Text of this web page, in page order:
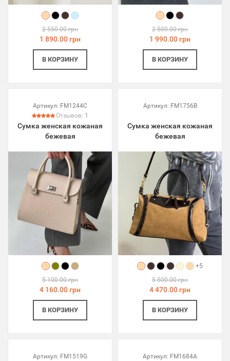
2 550.00 грн
1 890.00 грн
В КОРЗИНУ
2 500.00 грн
1 990.00 грн
В КОРЗИНУ
Артикул: FM1244C
Отзывов: 1
Сумка женская кожаная
бежевая
5 100.00 грн
4 160.00 грн
В КОРЗИНУ
Артикул: FM1756B
Сумка женская кожаная
бежевая
+5
5 500.00 грн
4 470.00 грн
В КОРЗИНУ
Артикул: FM1519G Артикул: FM1684A